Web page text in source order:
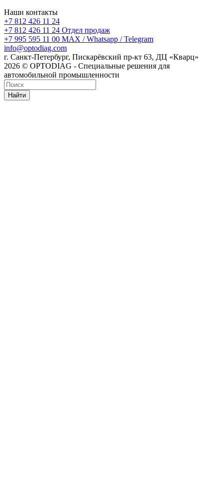
Наши контакты
+7 812 426 11 24
+7 812 426 11 24 Отдел продаж
+7 995 595 11 00 MAX / Whatsapp / Telegram
info@optodiag.com
г. Санкт-Петербург, Пискарёвский пр-кт 63, ДЦ «Кварц»
2026 © OPTODIAG - Специальные решения для
автомобильной промышленности
Найти